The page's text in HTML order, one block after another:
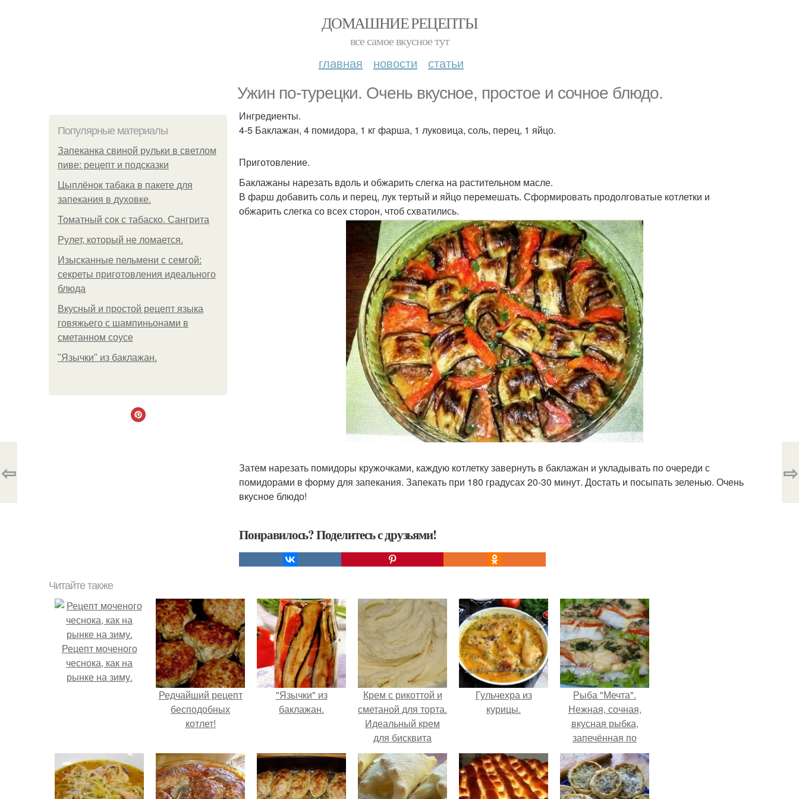
ДОМАШНИЕ РЕЦЕПТЫ
все самое вкусное тут
главная новости статьи
Ужин по-турецки. Очень вкусное, простое и сочное блюдо.
Популярные материалы
Запеканка свиной рульки в светлом
пиве: рецепт и подсказки
Цыплёнок табака в пакете для
запекания в духовке.
Томатный сок с табаско. Сангрита
Рулет, который не ломается.
Изысканные пельмени с семгой:
секреты приготовления идеального
блюда
Вкусный и простой рецепт языка
говяжьего с шампиньонами в
сметанном соусе
"Язычки" из баклажан.
Ингредиенты.
4-5 Баклажан, 4 помидора, 1 кг фарша, 1 луковица, соль, перец, 1 яйцо.
Приготовление.
Баклажаны нарезать вдоль и обжарить слегка на растительном масле.
В фарш добавить соль и перец, лук тертый и яйцо перемешать. Сформировать продолговатые котлетки и
обжарить слегка со всех сторон, чтоб схватились.
Затем нарезать помидоры кружочками, каждую котлетку завернуть в баклажан и укладывать по очереди с
помидорами в форму для запекания. Запекать при 180 градусах 20-30 минут. Достать и посыпать зеленью. Очень
вкусное блюдо!
Понравилось? Поделитесь с друзьями!
⇦ ⇨
Читайте также
Рецепт моченого
чеснока, как на
рынке на зиму.
Редчайший рецепт
бесподобных
котлет!
"Язычки" из
баклажан.
Крем с рикоттой и
сметаной для торта.
Идеальный крем
для бисквита
Гульчехра из
курицы.
Рыба "Мечта".
Нежная, сочная,
вкусная рыбка,
запечённая по
этому рецепту,
полюбилась моей
семье.